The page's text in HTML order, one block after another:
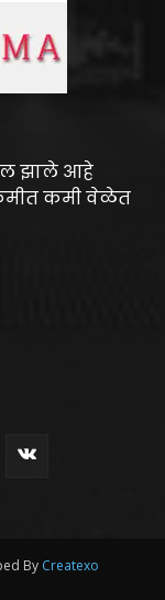
झाले आहे
कमी वेळेत
By Createxo